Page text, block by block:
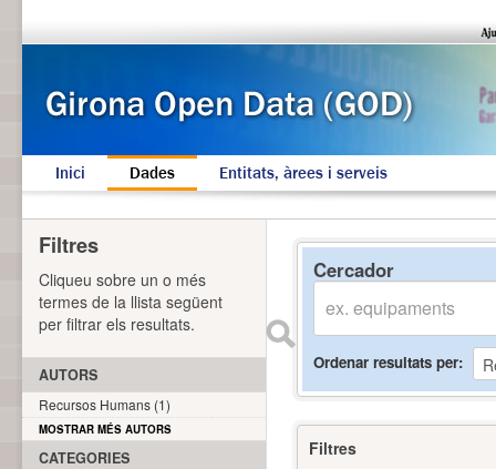
Inici Dades Entitats, àrees i serveis
Cercador
Ordenar resultats per
Filtres
Filtres
Cliqueu sobre un o més
termes de la llista següent
per filtrar els resultats.
AUTORS
Recursos Humans (1)
MOSTRAR MÉS AUTORS
CATEGORIES